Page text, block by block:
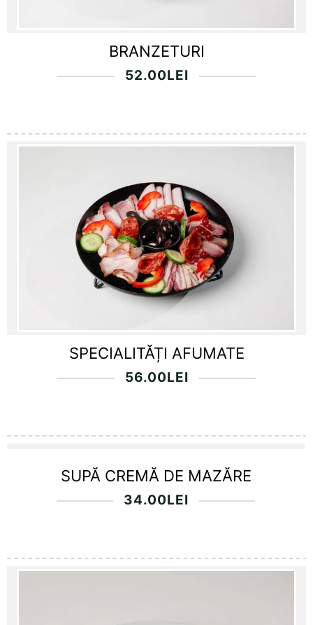
BRANZETURI
52.00LEI
SPECIALITĂȚI AFUMATE
56.00LEI
SUPĂ CREMĂ DE MAZĂRE
34.00LEI